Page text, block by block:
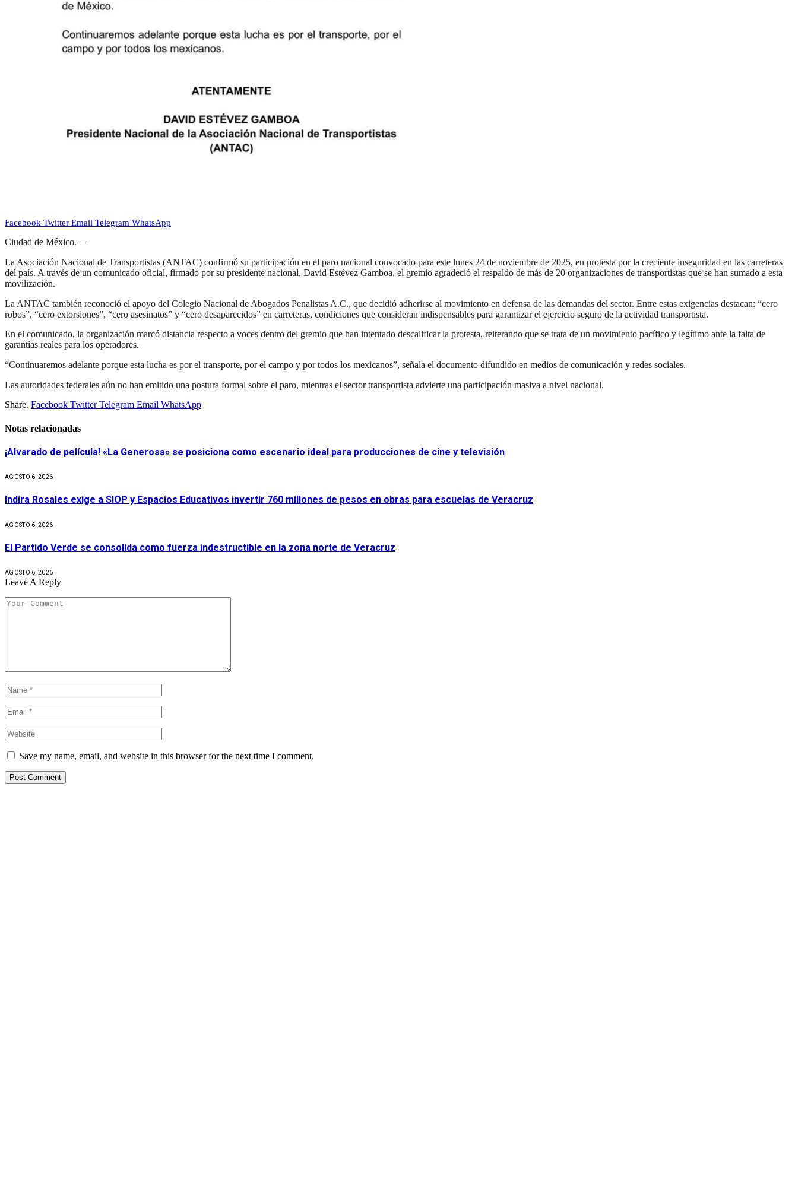
Facebook Twitter Email Telegram WhatsApp
Ciudad de México.—
La Asociación Nacional de Transportistas (ANTAC) confirmó su participación en el paro nacional convocado para este lunes 24 de noviembre de 2025, en protesta por la creciente inseguridad en las carreteras
del país. A través de un comunicado oficial, firmado por su presidente nacional, David Estévez Gamboa, el gremio agradeció el respaldo de más de 20 organizaciones de transportistas que se han sumado a esta
movilización.
La ANTAC también reconoció el apoyo del Colegio Nacional de Abogados Penalistas A.C., que decidió adherirse al movimiento en defensa de las demandas del sector. Entre estas exigencias destacan: “cero
robos”, “cero extorsiones”, “cero asesinatos” y “cero desaparecidos” en carreteras, condiciones que consideran indispensables para garantizar el ejercicio seguro de la actividad transportista.
En el comunicado, la organización marcó distancia respecto a voces dentro del gremio que han intentado descalificar la protesta, reiterando que se trata de un movimiento pacífico y legítimo ante la falta de
garantías reales para los operadores.
“Continuaremos adelante porque esta lucha es por el transporte, por el campo y por todos los mexicanos”, señala el documento difundido en medios de comunicación y redes sociales.
Las autoridades federales aún no han emitido una postura formal sobre el paro, mientras el sector transportista advierte una participación masiva a nivel nacional.
Share. Facebook Twitter Telegram Email WhatsApp
Notas relacionadas
¡Alvarado de película! «La Generosa» se posiciona como escenario ideal para producciones de cine y televisión
AGOSTO 6, 2026
Indira Rosales exige a SIOP y Espacios Educativos invertir 760 millones de pesos en obras para escuelas de Veracruz
AGOSTO 6, 2026
El Partido Verde se consolida como fuerza indestructible en la zona norte de Veracruz
AGOSTO 6, 2026
Leave A Reply
Save my name, email, and website in this browser for the next time I comment.